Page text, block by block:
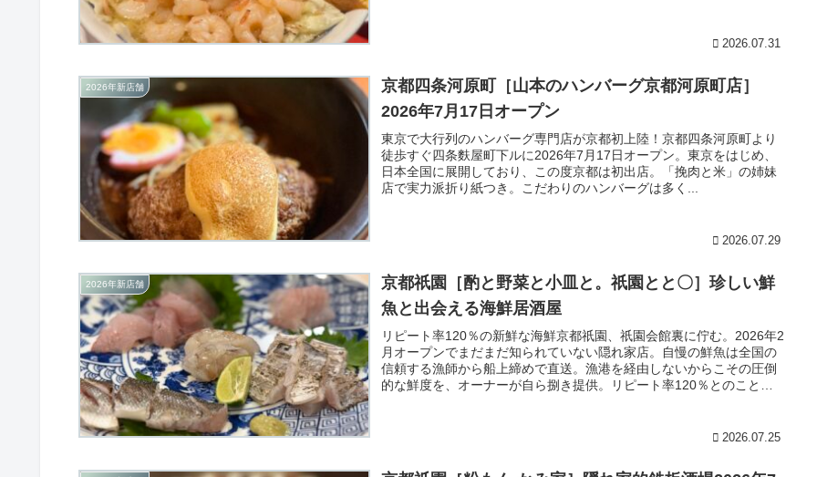
2026.07.31
2026年新店舗
京都四条河原町［山本のハンバーグ京都河原町店］
2026年7月17日オープン
東京で大行列のハンバーグ専門店が京都初上陸！京都四条河原町より
徒歩すぐ四条麩屋町下ルに2026年7月17日オープン。東京をはじめ、
日本全国に展開しており、この度京都は初出店。「挽肉と米」の姉妹
店で実力派折り紙つき。こだわりのハンバーグは多く...
2026.07.29
2026年新店舗
京都祇園［酌と野菜と小皿と。祇園とと〇］珍しい鮮
魚と出会える海鮮居酒屋
リピート率120％の新鮮な海鮮京都祇園、祇園会館裏に佇む。2026年2
月オープンでまだまだ知られていない隠れ家店。自慢の鮮魚は全国の
信頼する漁師から船上締めで直送。漁港を経由しないからこその圧倒
的な鮮度を、オーナーが自ら捌き提供。リピート率120％とのことで
2026.07.25